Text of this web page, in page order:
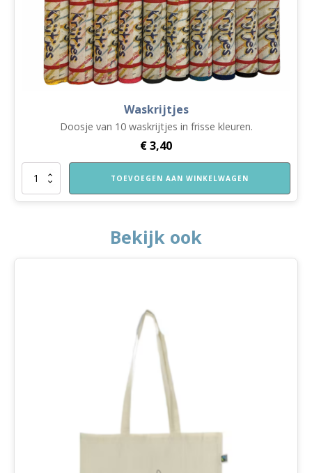
Bekijk ook
Waskrijtjes
Doosje van 10 waskrijtjes in frisse kleuren.
€3,40
Waskrijtjes
TOEVOEGEN AAN WINKELWAGEN